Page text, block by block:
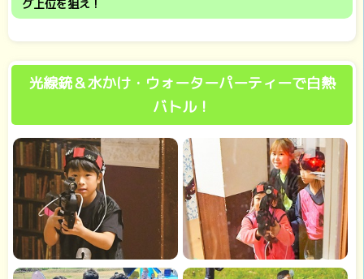
グ上位を狙え！
光線銃＆水かけ・ウォーターパーティーで白熱
バトル！